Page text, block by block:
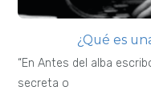
¿Qué es
“En Antes del alba
secreta o